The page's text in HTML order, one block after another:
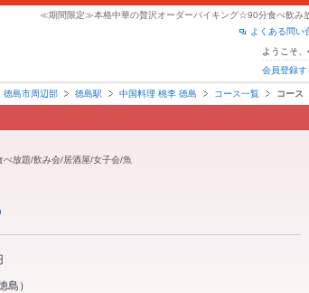
よくある問い
ようこそ、
会員登録す
徳島市周辺部 徳島駅 中国料理 桃李 徳島 コース一覧 コース
放題/飲み会/居酒屋/女子会/魚
島 ）